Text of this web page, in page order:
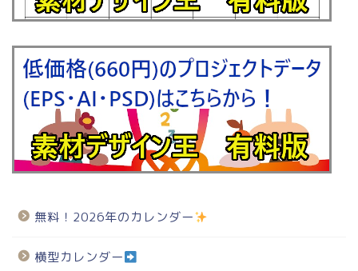
無料！2026年のカレンダー
横型カレンダー